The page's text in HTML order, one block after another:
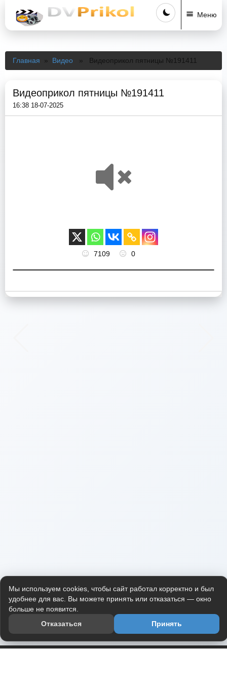
Меню
Главная » Видео » Видеоприкол пятницы №191411
Видеоприкол пятницы №191411
16:38 18-07-2025
7109 0
Мы используем cookies, чтобы сайт работал корректно и был
удобнее для вас. Вы можете принять или отказаться — окно
больше не появится.
Отказаться
Принять